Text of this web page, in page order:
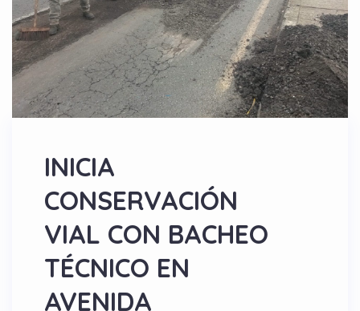
INICIA
CONSERVACIÓN
VIAL CON BACHEO
TÉCNICO EN
AVENIDA